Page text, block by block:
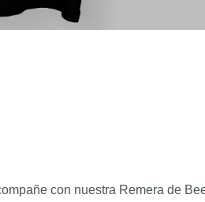
con nuestra Remera de